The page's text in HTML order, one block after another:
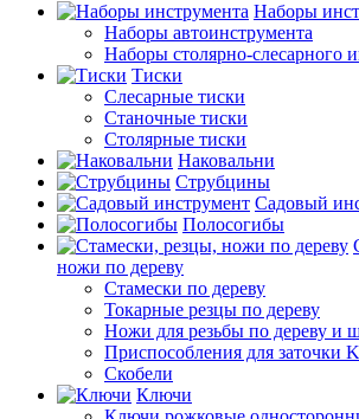
Наборы
Наборы автоинструмента
Наборы столярно-слесарного
Тиски
Слесарные тиски
Станочные тиски
Столярные тиски
Наковальни
Струбцины
Садовый
Полосогибы
ножи по дереву
Стамески по дереву
Токарные резцы по дереву
Ножи для резьбы по дереву и
Приспособления для заточки
Скобели
Ключи